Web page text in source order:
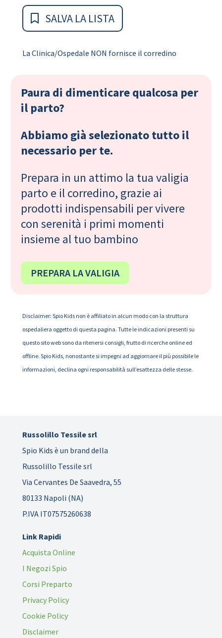
SALVA LA LISTA
La Clinica/Ospedale NON fornisce il corredino
Paura di dimenticare qualcosa per
il parto?
Abbiamo già selezionato tutto il
necessario per te.
Prepara in un attimo la tua valigia
parto e il corredino, grazie ai
prodotti indispensabili per vivere
con serenità i primi momenti
insieme al tuo bambino
PREPARA LA VALIGIA
Disclaimer: Spio Kids non è affiliato in alcun modo con la struttura
ospedaliera oggetto di questa pagina. Tutte le indicazioni presenti su
questo sito web sono da ritenersi consigli, frutto di ricerche online ed
offline. Spio Kids, nonostante si impegni ad aggiornare il più possibile le
informazioni, declina ogni responsabilità sull’esattezza delle stesse.
Russolillo Tessile srl
Spio Kids è un brand della
Russolillo Tessile srl
Via Cervantes De Saavedra, 55
80133 Napoli (NA)
P.IVA IT07575260638
Link Rapidi
Acquista Online
I Negozi Spio
Corsi Preparto
Privacy Policy
Cookie Policy
Disclaimer